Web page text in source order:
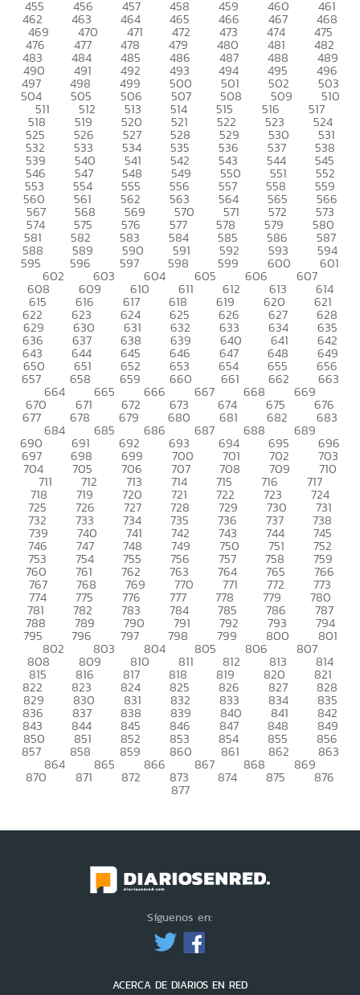
455 456 457 458 459 460 461
462 463 464 465 466 467 468
469 470 471 472 473 474 475
476 477 478 479 480 481 482
483 484 485 486 487 488 489
490 491 492 493 494 495 496
497 498 499 500 501 502 503
504 505 506 507 508 509 510
511 512 513 514 515 516 517
518 519 520 521 522 523 524
525 526 527 528 529 530 531
532 533 534 535 536 537 538
539 540 541 542 543 544 545
546 547 548 549 550 551 552
553 554 555 556 557 558 559
560 561 562 563 564 565 566
567 568 569 570 571 572 573
574 575 576 577 578 579 580
581 582 583 584 585 586 587
588 589 590 591 592 593 594
595 596 597 598 599 600 601
602 603 604 605 606 607
608 609 610 611 612 613 614
615 616 617 618 619 620 621
622 623 624 625 626 627 628
629 630 631 632 633 634 635
636 637 638 639 640 641 642
643 644 645 646 647 648 649
650 651 652 653 654 655 656
657 658 659 660 661 662 663
664 665 666 667 668 669
670 671 672 673 674 675 676
677 678 679 680 681 682 683
684 685 686 687 688 689
690 691 692 693 694 695 696
697 698 699 700 701 702 703
704 705 706 707 708 709 710
711 712 713 714 715 716 717
718 719 720 721 722 723 724
725 726 727 728 729 730 731
732 733 734 735 736 737 738
739 740 741 742 743 744 745
746 747 748 749 750 751 752
753 754 755 756 757 758 759
760 761 762 763 764 765 766
767 768 769 770 771 772 773
774 775 776 777 778 779 780
781 782 783 784 785 786 787
788 789 790 791 792 793 794
795 796 797 798 799 800 801
802 803 804 805 806 807
808 809 810 811 812 813 814
815 816 817 818 819 820 821
822 823 824 825 826 827 828
829 830 831 832 833 834 835
836 837 838 839 840 841 842
843 844 845 846 847 848 849
850 851 852 853 854 855 856
857 858 859 860 861 862 863
864 865 866 867 868 869
870 871 872 873 874 875 876
877
Síguenos en:
ACERCA DE DIARIOS EN RED